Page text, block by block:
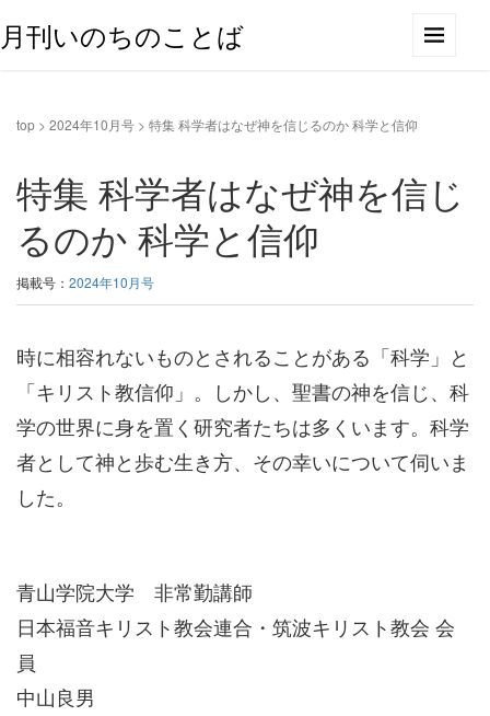
月刊いのちのことば
top > 2024年10月号 > 特集 科学者はなぜ神を信じるのか 科学と信仰
特集 科学者はなぜ神を信じ
るのか 科学と信仰
掲載号： 2024年10月号
時に相容れないものとされることがある「科学」と
「キリスト教信仰」。しかし、聖書の神を信じ、科
学の世界に身を置く研究者たちは多くいます。科学
者として神と歩む生き方、その幸いについて伺いま
した。
青山学院大学 非常勤講師
日本福音キリスト教会連合・筑波キリスト教会 会
員
中山良男